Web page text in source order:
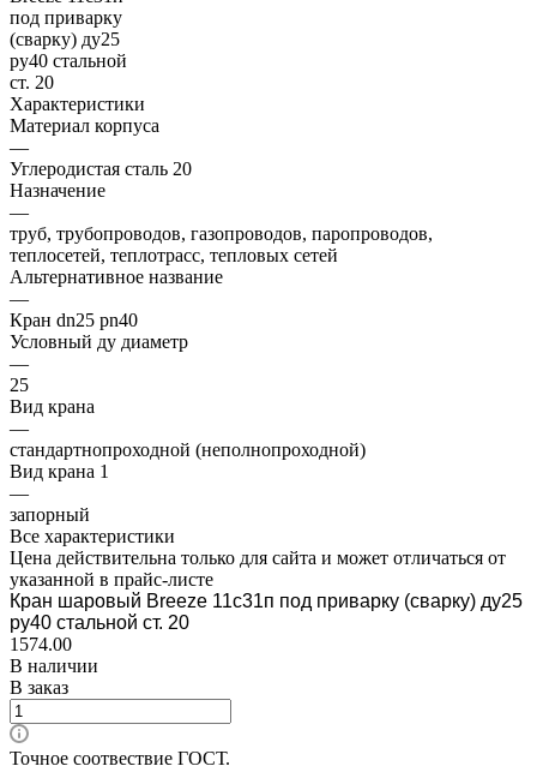
Характеристики
Материал корпуса
—
Углеродистая сталь 20
Назначение
—
труб, трубопроводов, газопроводов, паропроводов,
теплосетей, теплотрасс, тепловых сетей
Альтернативное название
—
Кран dn25 pn40
Условный ду диаметр
—
25
Вид крана
—
стандартнопроходной (неполнопроходной)
Вид крана 1
—
запорный
Все характеристики
Цена действительна только для сайта и может отличаться от
указанной в прайс-листе
Кран шаровый Breeze 11с31п под приварку (сварку) ду25
ру40 стальной ст. 20
1574.00
В наличии
В заказ
Точное соотвествие ГОСТ.